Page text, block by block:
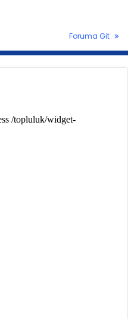
Foruma Git